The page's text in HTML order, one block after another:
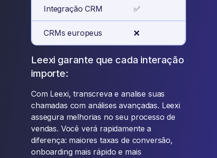
Integração CRM ✅
CRMs europeus ❌
Leexi garante que cada interação
importe:
Com Leexi, transcreva e analise suas
chamadas com análises avançadas. Leexi
assegura melhorias no seu processo de
vendas. Você verá rapidamente a
diferença: maiores taxas de conversão,
onboarding mais rápido e mais